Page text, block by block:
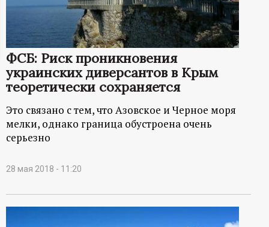
м
а
ц
о
ы
ФСБ: Риск проникновения
украинских диверсантов в Крым
теоретически сохраняется
Это связано с тем, что Азовское и Черное моря
мелки, однако граница обустроена очень
серьезно
28 мая 2018 - 11:20